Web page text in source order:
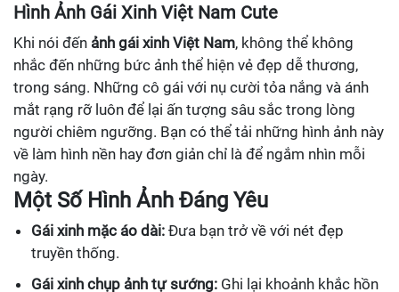
Hình Ảnh Gái Xinh Việt Nam Cute
Khi nói đến ảnh gái xinh Việt Nam, không thể không
nhắc đến những bức ảnh thể hiện vẻ đẹp dễ thương,
trong sáng. Những cô gái với nụ cười tỏa nắng và ánh
mắt rạng rỡ luôn để lại ấn tượng sâu sắc trong lòng
người chiêm ngưỡng. Bạn có thể tải những hình ảnh này
về làm hình nền hay đơn giản chỉ là để ngắm nhìn mỗi
ngày.
Một Số Hình Ảnh Đáng Yêu
Gái xinh mặc áo dài: Đưa bạn trở về với nét đẹp
truyền thống.
Gái xinh chụp ảnh tự sướng: Ghi lại khoảnh khắc hồn